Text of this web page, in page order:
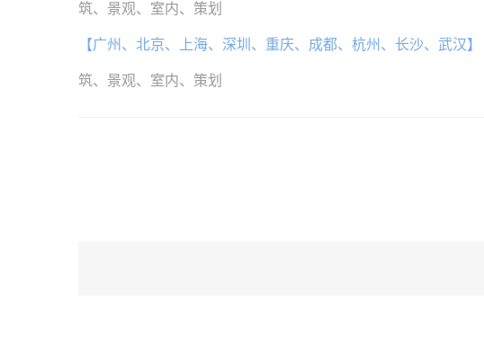
筑、景观、室内、策划
【广州、北京、上海、深圳、重庆、成都、杭州、长沙、武汉】
筑、景观、室内、策划